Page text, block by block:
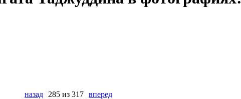
назад 285 из 317 вперед